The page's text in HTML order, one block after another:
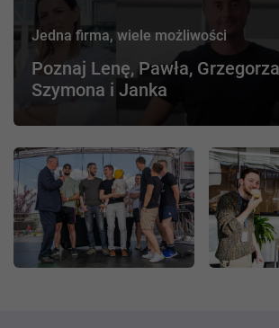
Jedna firma, wiele możliwości
Poznaj Lenę, Pawła,
Szymona i Janka